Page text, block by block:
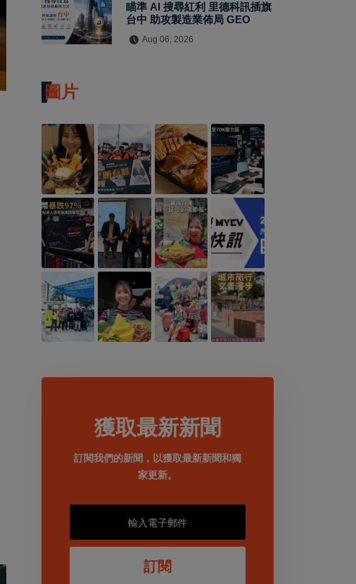
瞄準 AI 搜尋紅利 里德科訊插旗
台中 助攻製造業佈局 GEO
Aug 06, 2026
圖片
獲取最新新聞
訂閱我們的新聞，以獲取最新新聞和獨
家更新。
訂閱